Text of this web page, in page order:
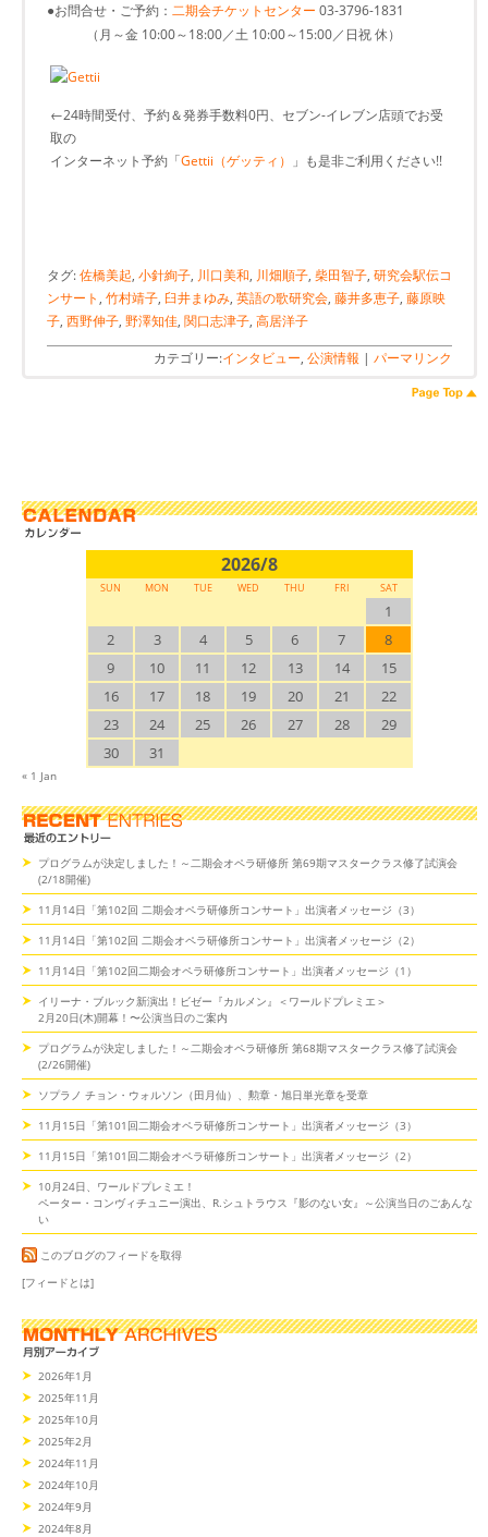
●お問合せ・ご予約： 二期会チケットセンター 03-3796-1831
（月～金 10:00～18:00／土 10:00～15:00／日祝 休）
←24時間受付、予約＆発券手数料0円、セブン-イレブン店頭でお受
取の
インターネット予約「Gettii（ゲッティ） 」も是非ご利用ください!!
タグ:佐橋美起, 小針絢子, 川口美和, 川畑順子, 柴田智子, 研究会駅伝コ
ンサート , 竹村靖子, 臼井まゆみ, 英語の歌研究会, 藤井多恵子, 藤原映
子, 西野伸子, 野澤知佳, 関口志津子, 高居洋子
カテゴリー:インタビュー, 公演情報 | パーマリンク
2026/8
SUN MON TUE WED THU FRI SAT
1
2
3 4 5 6 7
8
9
10 11 12 13 14
15
16
17 18 19 20 21
22
23
24 25 26 27 28
29
30
31
« 1 Jan
プログラムが決定しました！～二期会オペラ研修所 第69期マスタークラス修了試演会
(2/18開催)
11月14日「第102回 二期会オペラ研修所コンサート」出演者メッセージ（3）
11月14日「第102回 二期会オペラ研修所コンサート」出演者メッセージ（2）
11月14日「第102回二期会オペラ研修所コンサート」出演者メッセージ（1）
イリーナ・ブルック新演出！ビゼー『カルメン』＜ワールドプレミエ＞
2月20日(木)開幕！〜公演当日のご案内
プログラムが決定しました！～二期会オペラ研修所 第68期マスタークラス修了試演会
(2/26開催)
ソプラノ チョン・ウォルソン（田月仙）、勲章・旭日単光章を受章
11月15日「第101回二期会オペラ研修所コンサート」出演者メッセージ（3）
11月15日「第101回二期会オペラ研修所コンサート」出演者メッセージ（2）
10月24日、ワールドプレミエ！
ペーター・コンヴィチュニー演出、R.シュトラウス『影のない女』～公演当日のごあんな
い
このブログのフィードを取得
[フィードとは]
2026年1月
2025年11月
2025年10月
2025年2月
2024年11月
2024年10月
2024年9月
2024年8月